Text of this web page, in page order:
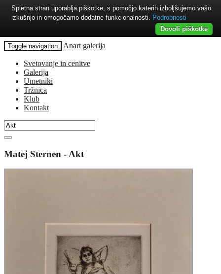
Toggle navigation Anart galerija
Svetovanje in cenitve
Galerija
Umetniki
Tržnica
Klub
Kontakt
Matej Sternen - Akt
Spletna stran uporablja piškotke, s pomočjo katerih izboljšujemo vašo
izkušnjo in omogočamo dodatne funkcionalnosti. Podrobnosti
Dovoli piškotke